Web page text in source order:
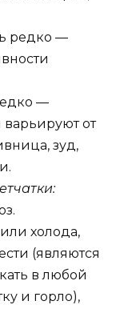
редко —
—
варьируют от
зуд,
холода,
(являются
в любой
и горло),